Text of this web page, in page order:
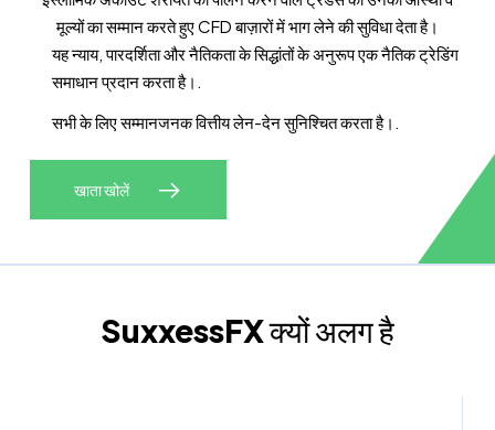
मूल्यों का सम्मान करते हुए CFD बाज़ारों में भाग लेने की सुविधा देता है।
यह न्याय, पारदर्शिता और नैतिकता के सिद्धांतों के अनुरूप एक नैतिक ट्रेडिंग
समाधान प्रदान करता है।.
सभी के लिए सम्मानजनक वित्तीय लेन-देन सुनिश्चित करता है।.
खाता खोलें
SuxxessFXक्यों अलग है